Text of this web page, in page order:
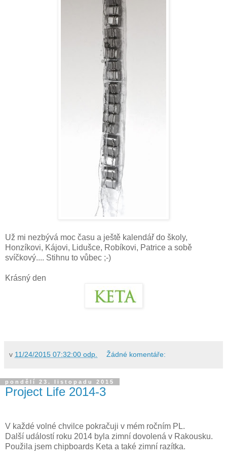
Už mi nezbývá moc času a ještě kalendář do školy,
Honzíkovi, Kájovi, Lidušce, Robíkovi, Patrice a sobě
svíčkový.... Stihnu to vůbec ;-)
Krásný den
v 11/24/2015 07:32:00 odp. Žádné komentáře:
pondělí 23. listopadu 2015
Project Life 2014-3
V každé volné chvilce pokračuji v mém ročním PL.
Další událostí roku 2014 byla zimní dovolená v Rakousku.
Použila jsem chipboards Keta a také zimní razítka.